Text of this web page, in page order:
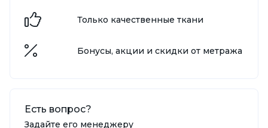
Только качественные ткани
Бонусы, акции и скидки от метража
Есть вопрос?
Задайте его менеджеру